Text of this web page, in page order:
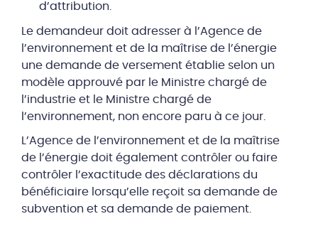
d’attribution.
Le demandeur doit adresser à l’Agence de
l’environnement et de la maîtrise de l’énergie
une demande de versement établie selon un
modèle approuvé par le Ministre chargé de
l’industrie et le Ministre chargé de
l’environnement, non encore paru à ce jour.
L’Agence de l’environnement et de la maîtrise
de l’énergie doit également contrôler ou faire
contrôler l’exactitude des déclarations du
bénéficiaire lorsqu’elle reçoit sa demande de
subvention et sa demande de paiement.